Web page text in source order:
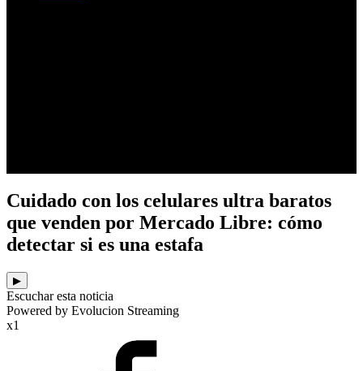
Cuidado con los celulares ultra baratos
que venden por Mercado Libre: cómo
detectar si es una estafa
▶
Escuchar esta noticia
Powered by Evolucion Streaming
x1